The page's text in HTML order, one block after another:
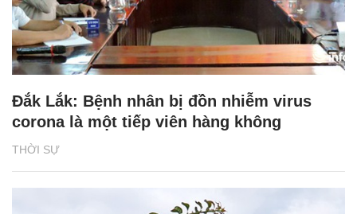
THỜI SỰ
Đắk Lắk: Bệnh nhân bị đồn nhiễm virus
corona là một tiếp viên hàng không